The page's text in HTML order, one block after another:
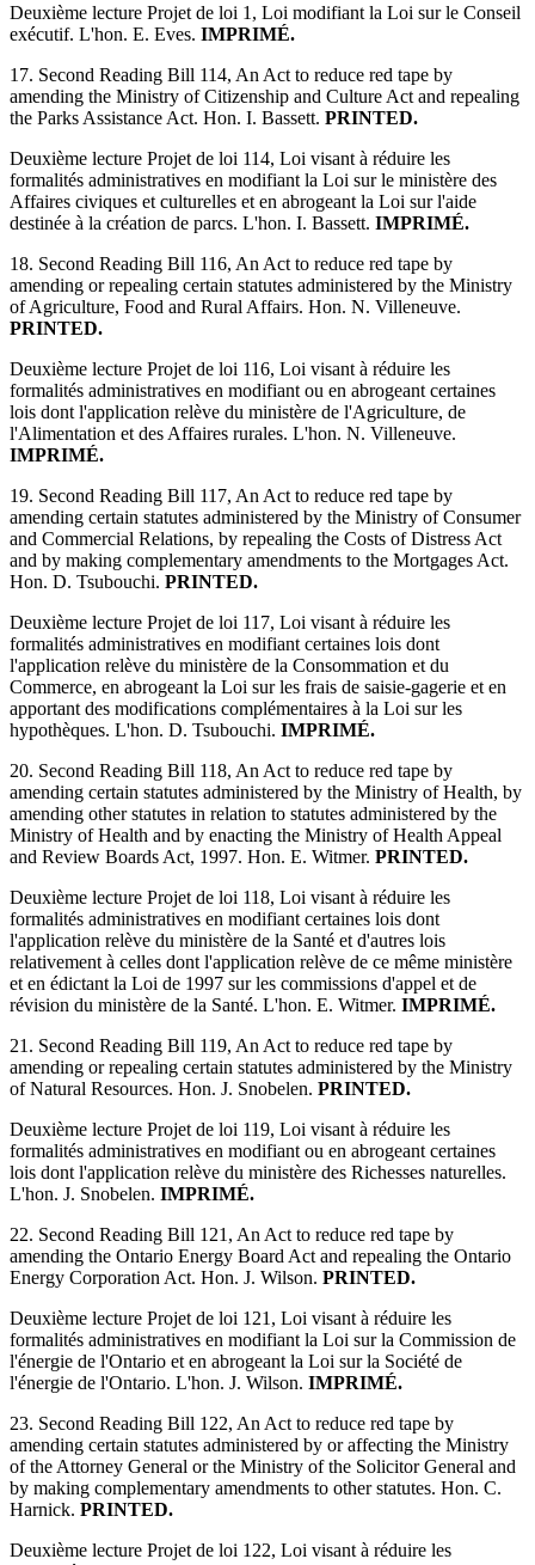
Deuxième lecture Projet de loi 1, Loi modifiant la Loi sur le Conseil
exécutif. L'hon. E. Eves. IMPRIMÉ.
17. Second Reading Bill 114, An Act to reduce red tape by
amending the Ministry of Citizenship and Culture Act and repealing
the Parks Assistance Act. Hon. I. Bassett. PRINTED.
Deuxième lecture Projet de loi 114, Loi visant à réduire les
formalités administratives en modifiant la Loi sur le ministère des
Affaires civiques et culturelles et en abrogeant la Loi sur l'aide
destinée à la création de parcs. L'hon. I. Bassett. IMPRIMÉ.
18. Second Reading Bill 116, An Act to reduce red tape by
amending or repealing certain statutes administered by the Ministry
of Agriculture, Food and Rural Affairs. Hon. N. Villeneuve.
PRINTED.
Deuxième lecture Projet de loi 116, Loi visant à réduire les
formalités administratives en modifiant ou en abrogeant certaines
lois dont l'application relève du ministère de l'Agriculture, de
l'Alimentation et des Affaires rurales. L'hon. N. Villeneuve.
IMPRIMÉ.
19. Second Reading Bill 117, An Act to reduce red tape by
amending certain statutes administered by the Ministry of Consumer
and Commercial Relations, by repealing the Costs of Distress Act
and by making complementary amendments to the Mortgages Act.
Hon. D. Tsubouchi. PRINTED.
Deuxième lecture Projet de loi 117, Loi visant à réduire les
formalités administratives en modifiant certaines lois dont
l'application relève du ministère de la Consommation et du
Commerce, en abrogeant la Loi sur les frais de saisie-gagerie et en
apportant des modifications complémentaires à la Loi sur les
hypothèques. L'hon. D. Tsubouchi. IMPRIMÉ.
20. Second Reading Bill 118, An Act to reduce red tape by
amending certain statutes administered by the Ministry of Health, by
amending other statutes in relation to statutes administered by the
Ministry of Health and by enacting the Ministry of Health Appeal
and Review Boards Act, 1997. Hon. E. Witmer. PRINTED.
Deuxième lecture Projet de loi 118, Loi visant à réduire les
formalités administratives en modifiant certaines lois dont
l'application relève du ministère de la Santé et d'autres lois
relativement à celles dont l'application relève de ce même ministère
et en édictant la Loi de 1997 sur les commissions d'appel et de
révision du ministère de la Santé. L'hon. E. Witmer. IMPRIMÉ.
21. Second Reading Bill 119, An Act to reduce red tape by
amending or repealing certain statutes administered by the Ministry
of Natural Resources. Hon. J. Snobelen. PRINTED.
Deuxième lecture Projet de loi 119, Loi visant à réduire les
formalités administratives en modifiant ou en abrogeant certaines
lois dont l'application relève du ministère des Richesses naturelles.
L'hon. J. Snobelen. IMPRIMÉ.
22. Second Reading Bill 121, An Act to reduce red tape by
amending the Ontario Energy Board Act and repealing the Ontario
Energy Corporation Act. Hon. J. Wilson. PRINTED.
Deuxième lecture Projet de loi 121, Loi visant à réduire les
formalités administratives en modifiant la Loi sur la Commission de
l'énergie de l'Ontario et en abrogeant la Loi sur la Société de
l'énergie de l'Ontario. L'hon. J. Wilson. IMPRIMÉ.
23. Second Reading Bill 122, An Act to reduce red tape by
amending certain statutes administered by or affecting the Ministry
of the Attorney General or the Ministry of the Solicitor General and
by making complementary amendments to other statutes. Hon. C.
Harnick. PRINTED.
Deuxième lecture Projet de loi 122, Loi visant à réduire les